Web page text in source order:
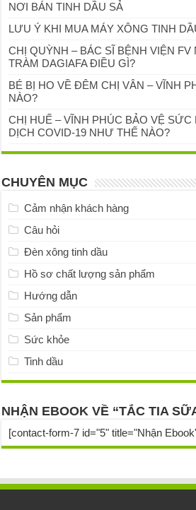
NƠI BÁN TINH DẦU SẢ
LƯU Ý KHI MUA MÁY XÔNG TINH
CHỊ QUỲNH – BÁC SĨ BỆNH VIỆN FV
TRÀM DAGIAFA ĐIỀU GÌ?
BÉ BỊ HO VỀ ĐÊM CHỊ VÂN – VĨNH
NÀO?
CHỊ HUẾ – VĨNH PHÚC BẢO VỆ SỨC
DỊCH COVID-19 NHƯ THẾ NÀO?
CHUYÊN MỤC
Cảm nhận khách hàng
Câu hỏi
Đèn xông tinh dầu
Hồ sơ chất lượng sản phẩm
Hướng dẫn
Sản phẩm
Sức khỏe
Tinh dầu
NHẬN EBOOK VỀ “TẮC TIA
[contact-form-7 id="5" title="Nhận